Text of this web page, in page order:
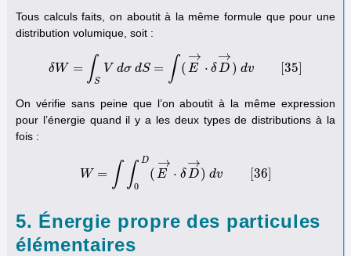
Tous calculs faits, on aboutit à la même formule que pour une
distribution volumique, soit :
δW = ∫S
V dσ dS = ∫ (E
→
⋅ δD
→
) dv [35]
δ W= SV dσ dS= ∫( E→⋅δ D→) d v[35
On vérifie sans peine que l’on aboutit à la même expression
pour l’énergie quand il y a les deux types de distributions à la
fois :
W = ∫ ∫ D
0
( E
→
⋅ δD
→
) dv [36]
W ∫∫ ( E→ ⋅δD→ ) dv[36
5. Énergie propre des particules
élémentaires